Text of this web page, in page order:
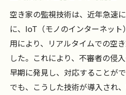
空き家の監視技術は、近年急速
に、IoT（モノのインターネッ
用により、リアルタイムでの空
した。これにより、不審者の侵
早期に発見し、対応することが
でも、こうした技術が導入され